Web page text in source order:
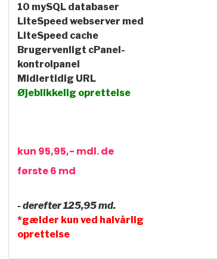
10 mySQL databaser
LiteSpeed webserver med
LiteSpeed cache
Brugervenligt cPanel-
kontrolpanel
Midlertidig URL
Øjeblikkelig oprettelse
kun 95,95,- mdl. de
første 6 md
- derefter 125,95 md.
*gælder kun ved halvårlig
oprettelse